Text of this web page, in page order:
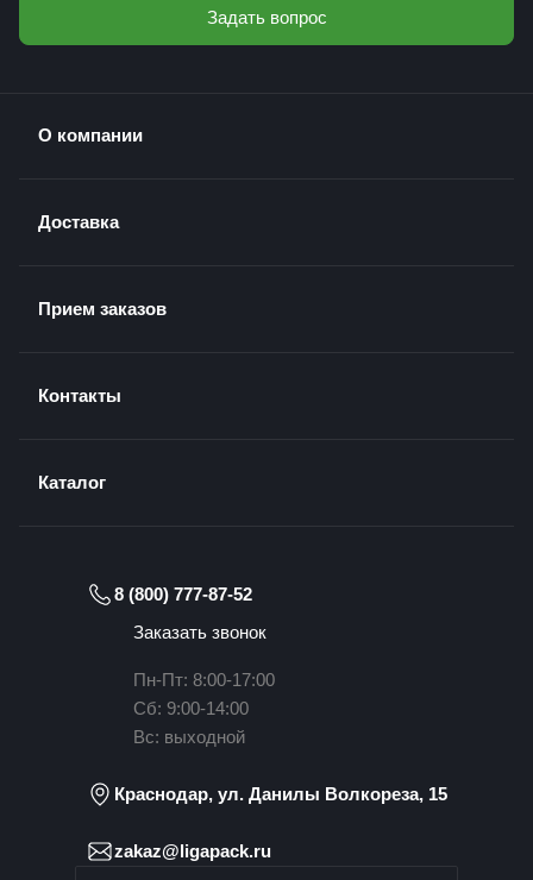
Задать вопрос
О компании
Доставка
Прием заказов
Контакты
Каталог
8 (800) 777-87-52
Заказать звонок
Пн-Пт: 8:00-17:00
Сб: 9:00-14:00
Вс: выходной
Краснодар, ул. Данилы Волкореза, 15
zakaz@ligapack.ru